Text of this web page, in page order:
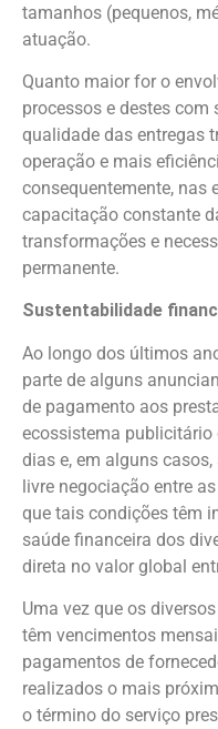
tamanhos (pequenos,
atuação.
Quanto maior for o
processos e destes com
qualidade das entregas
operação e mais
consequentemente, nas
capacitação constante
transformações e
permanente.
Sustentabilidade
Ao longo dos últimos
parte de alguns
de pagamento aos
ecossistema publicitário
dias e, em alguns
livre negociação entre
que tais condições têm
saúde financeira dos
direta no valor global
Uma vez que os
têm vencimentos
pagamentos de
realizados o mais
o término do serviço